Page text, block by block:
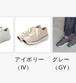
アイボリー
（IV）
グレー
（GY）